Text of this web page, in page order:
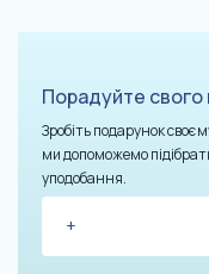
Порадуйте
Зробіть подарунок
ми допоможемо
уподобання.